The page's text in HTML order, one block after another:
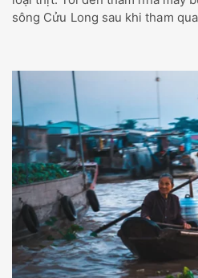
sông Cửu Long sau khi tham